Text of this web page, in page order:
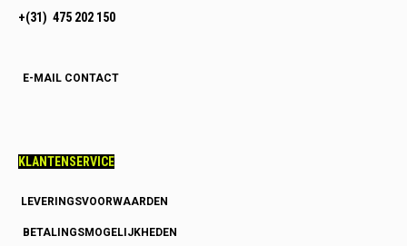
+(31) 475 202 150
E-MAIL CONTACT
KLANTENSERVICE
LEVERINGSVOORWAARDEN
BETALINGSMOGELIJKHEDEN